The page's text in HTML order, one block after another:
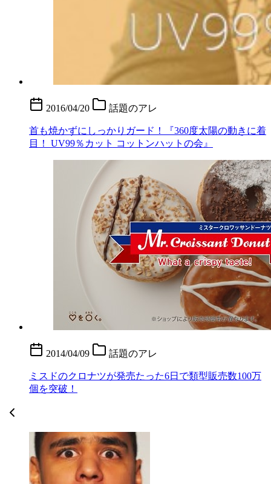
2016/04/20 話題のアレ
首も焼かずにしっかりガード！『360度太陽の動きに着
目！ UV99％カット コットンハットの会』
2014/04/09 話題のアレ
ミスドのクロナツが発売たった6日で類型販売数100万
個を突破！